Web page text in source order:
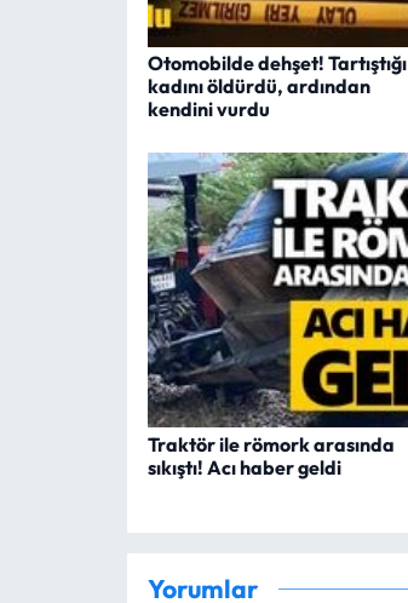
Otomobilde dehşet! Tartıştığı
kadını öldürdü, ardından
kendini vurdu
Traktör ile römork arasında
sıkıştı! Acı haber geldi
Yorumlar